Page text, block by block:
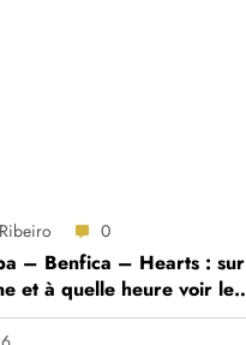
0
– Benfica – Hearts : sur
et à quelle heure voir le